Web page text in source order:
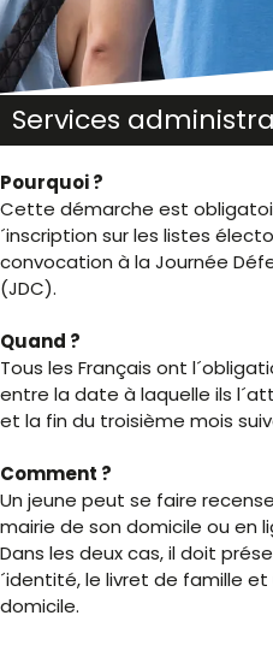
Services
Pourquoi ?
Cette démarche est
´inscription sur les listes
convocation à la Journée
(JDC).
Quand ?
Tous les Français ont
entre la date à laquelle ils
et la fin du troisième mois
Comment ?
Un jeune peut se faire
mairie de son domicile ou en
Dans les deux cas, il doit
´identité, le livret de famille
domicile.